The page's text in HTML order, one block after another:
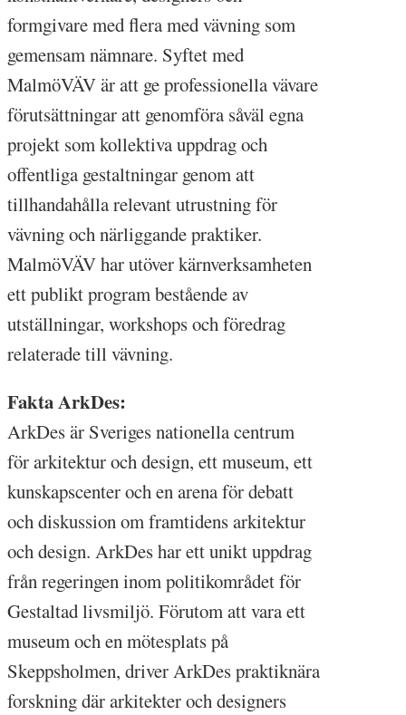
formgivare med flera med vävning som
gemensam nämnare. Syftet med
MalmöVÄV är att ge professionella vävare
förutsättningar att genomföra såväl egna
projekt som kollektiva uppdrag och
offentliga gestaltningar genom att
tillhandahålla relevant utrustning för
vävning och närliggande praktiker.
MalmöVÄV har utöver kärnverksamheten
ett publikt program bestående av
utställningar, workshops och föredrag
relaterade till vävning.
Fakta ArkDes:
ArkDes är Sveriges nationella centrum
för arkitektur och design, ett museum, ett
kunskapscenter och en arena för debatt
och diskussion om framtidens arkitektur
och design. ArkDes har ett unikt uppdrag
från regeringen inom politikområdet för
Gestaltad livsmiljö. Förutom att vara ett
museum och en mötesplats på
Skeppsholmen, driver ArkDes praktiknära
forskning där arkitekter och designers